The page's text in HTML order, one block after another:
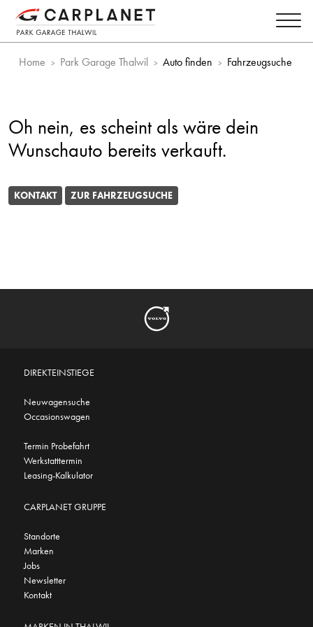
Home Park Garage Thalwil Auto finden Fahrzeugsuche
Oh nein, es scheint als wäre dein
Wunschauto bereits verkauft.
KONTAKT ZUR FAHRZEUGSUCHE
DIREKTEINSTIEGE
Neuwagensuche
Occasionswagen
Termin Probefahrt
Werkstatttermin
Leasing-Kalkulator
CARPLANET GRUPPE
Standorte
Marken
Jobs
Newsletter
Kontakt